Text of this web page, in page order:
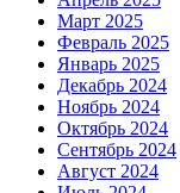
Март 2025
Февраль 2025
Январь 2025
Декабрь 2024
Ноябрь 2024
Октябрь 2024
Сентябрь 2024
Август 2024